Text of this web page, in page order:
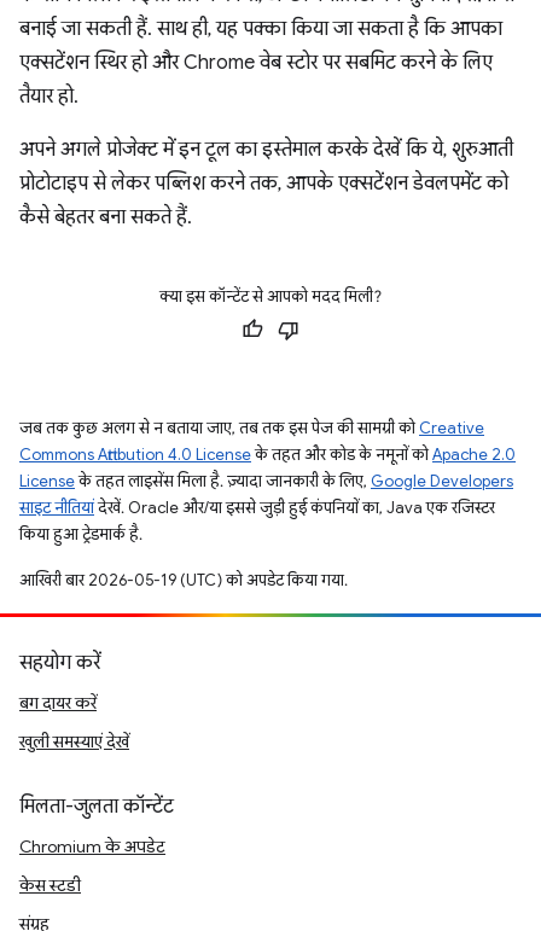
बनाई जा सकती हैं. साथ ही, यह पक्का किया जा सकता है कि आपका
एक्सटेंशन स्थिर हो और Chrome वेब स्टोर पर सबमिट करने के लिए
तैयार हो.
अपने अगले प्रोजेक्ट में इन टूल का इस्तेमाल करके देखें कि ये, शुरुआती
प्रोटोटाइप से लेकर पब्लिश करने तक, आपके एक्सटेंशन डेवलपमेंट को
कैसे बेहतर बना सकते हैं.
क्या इस कॉन्टेंट से आपको मदद मिली?
जब तक कुछ अलग से न बताया जाए, तब तक इस पेज की सामग्री कोCreative
Commons Attribution 4.0 Licenseके तहत और कोड के नमूनों कोApache 2.0
Licenseके तहत लाइसेंस मिला है. ज़्यादा जानकारी के लिए, Google Developers
साइट नीतियांदेखें. Oracle और/या इससे जुड़ी हुई कंपनियों का, Java एक रजिस्टर
किया हुआ ट्रेडमार्क है.
आखिरी बार 2026-05-19 (UTC) को अपडेट किया गया.
सहयोग करें
बग दायर करें
खुली समस्याएं देखें
मिलता-जुलता कॉन्टेंट
Chromium के अपडेट
केस स्टडी
संग्रह